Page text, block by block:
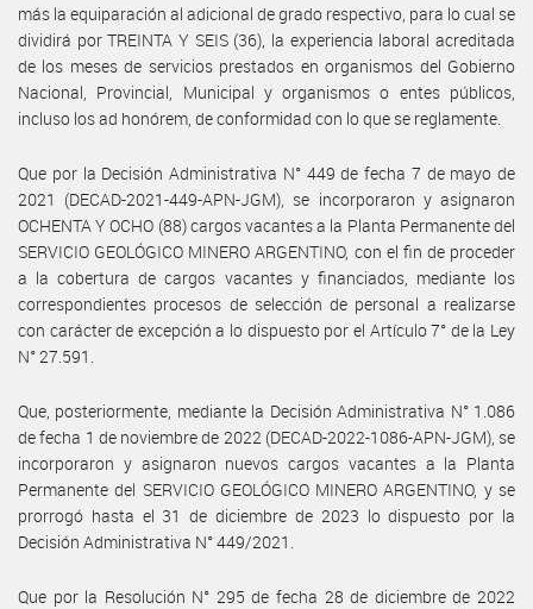
más la equiparación al adicional de grado respectivo, para lo cual se
dividirá por TREINTA Y SEIS (36), la experiencia laboral acreditada
de los meses de servicios prestados en organismos del Gobierno
Nacional, Provincial, Municipal y organismos o entes públicos,
incluso los ad honórem, de conformidad con lo que se reglamente.
Que por la Decisión Administrativa N° 449 de fecha 7 de mayo de
2021 (DECAD-2021-449-APN-JGM), se incorporaron y asignaron
OCHENTA Y OCHO (88) cargos vacantes a la Planta Permanente del
SERVICIO GEOLÓGICO MINERO ARGENTINO, con el fin de proceder
a la cobertura de cargos vacantes y financiados, mediante los
correspondientes procesos de selección de personal a realizarse
con carácter de excepción a lo dispuesto por el Artículo 7° de la Ley
N° 27.591.
Que, posteriormente, mediante la Decisión Administrativa N° 1.086
de fecha 1 de noviembre de 2022 (DECAD-2022-1086-APN-JGM), se
incorporaron y asignaron nuevos cargos vacantes a la Planta
Permanente del SERVICIO GEOLÓGICO MINERO ARGENTINO, y se
prorrogó hasta el 31 de diciembre de 2023 lo dispuesto por la
Decisión Administrativa N° 449/2021.
Que por la Resolución N° 295 de fecha 28 de diciembre de 2022